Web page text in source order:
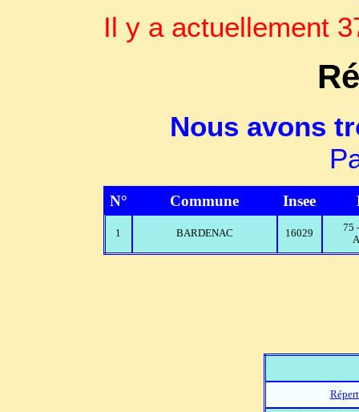
Il y a actuellement
Nous avons
N° Commune Insee
1 BARDENAC 16029
75